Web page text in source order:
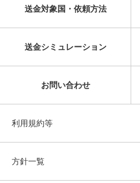
送金対象国・依頼方法
送金シミュレーション
お問い合わせ
利用規約等
方針一覧